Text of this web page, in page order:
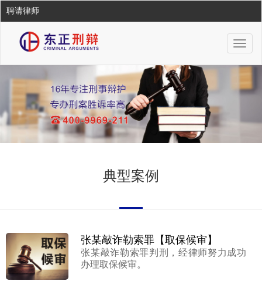
聘请律师
典型案例
张某敲诈勒索罪【取保候审】
张某敲诈勒索罪判刑，经律师努力成功
办理取保候审。